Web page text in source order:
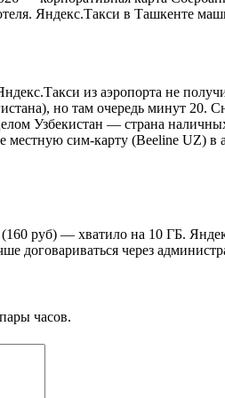
Яндекс.Такси в Ташкенте
из аэропорта не
но там очередь минут
Узбекистан — страна
местную сим-карту (Beeline UZ)
руб) — хватило на 10 ГБ.
договариваться через
часов.